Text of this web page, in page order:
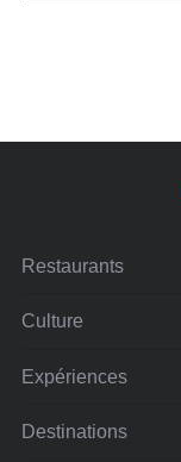
Restaurants
Culture
Expériences
Destinations